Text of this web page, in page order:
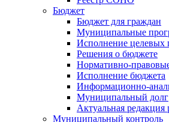
Бюджет
Бюджет для граждан
Муниципальные
Исполнение целевых
Решения о бюджете
Нормативно-
Исполнение бюджета
Информационно-
Муниципальный долг
Актуальная
Муниципальный контроль